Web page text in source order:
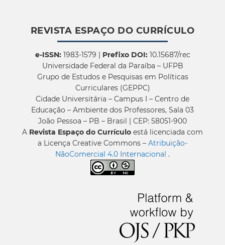
REVISTA ESPAÇO DO CURRÍCULO
e-ISSN:1983-1579 | Prefixo DOI:10.15687/rec
Universidade Federal da Paraíba – UFPB
Grupo de Estudos e Pesquisas em Políticas
Curriculares (GEPPC)
Cidade Universitária – Campus I – Centro de
Educação – Ambiente dos Professores, Sala 03
João Pessoa – PB – Brasil | CEP: 58051-900
A Revista Espaço do Currículo está licenciada com
a Licença Creative Commons – Atribuição-
NãoComercial 4.0 Internacional .